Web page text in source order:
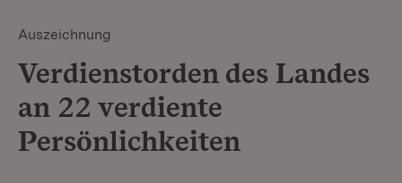
Auszeichnung
Verdienstorden des Landes
an 22 verdiente
Persönlichkeiten